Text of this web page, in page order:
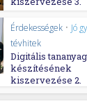
Érdekességek • Jó
tévhitek
Digitális
készítésének
kiszervezése 2.